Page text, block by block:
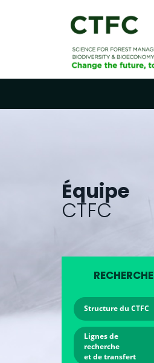
Équipe
CTFC
RECHERCHE
Structure du CTFC
Lignes de
recherche
et de transfert